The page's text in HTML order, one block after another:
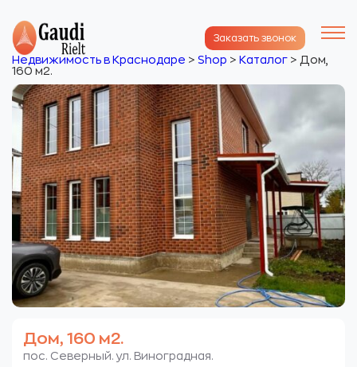
Заказать звонок
Недвижимость в Краснодаре > Shop > Каталог > Дом,
160 м2.
Дом, 160 м2.
пос. Северный. ул. Виноградная.